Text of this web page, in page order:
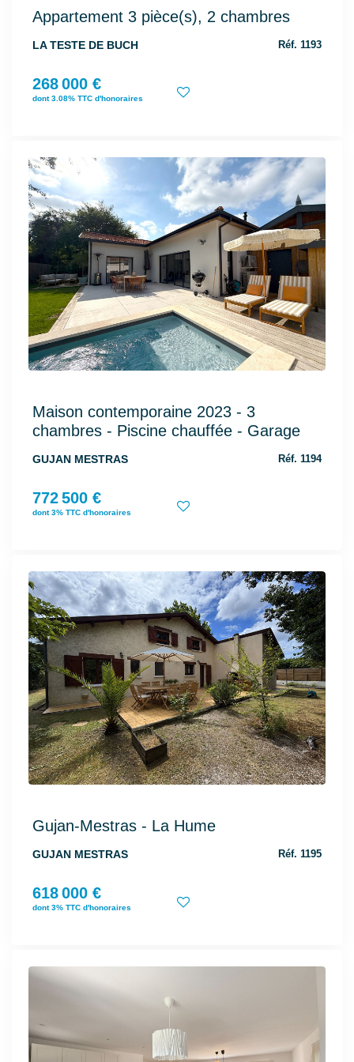
Appartement 3 pièce(s), 2 chambres
LA TESTE DE BUCH Réf. 1193
268 000 €
dont 3.08% TTC d'honoraires
Maison contemporaine 2023 - 3
chambres - Piscine chauffée - Garage
GUJAN MESTRAS Réf. 1194
772 500 €
dont 3% TTC d'honoraires
Gujan-Mestras - La Hume
GUJAN MESTRAS Réf. 1195
618 000 €
dont 3% TTC d'honoraires